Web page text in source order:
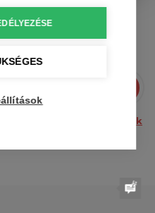
a legjobbat
a
személyes adatok